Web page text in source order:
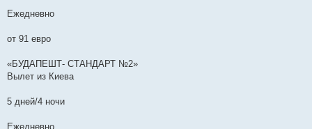
Ежедневно
от 91 евро
«БУДАПЕШТ- СТАНДАРТ №2»
Вылет из Киева
5 дней/4 ночи
Ежедневно